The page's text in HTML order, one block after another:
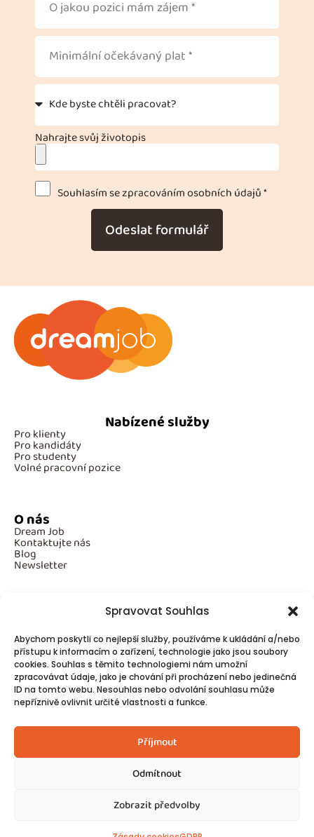
Spravovat Souhlas
Abychom poskytli co nejlepší služby, používáme k ukládání a/nebo
přístupu k informacím o zařízení, technologie jako jsou soubory
cookies. Souhlas s těmito technologiemi nám umožní
zpracovávat údaje, jako je chování při procházení nebo jedinečná
ID na tomto webu. Nesouhlas nebo odvolání souhlasu může
nepříznivě ovlivnit určité vlastnosti a funkce.
Příjmout
Odmítnout
Zobrazit předvolby
Nahrajte svůj životopis
Souhlasím se zpracováním osobních údajů *
Odeslat formulář
Nabízené služby
Pro klienty
Pro kandidáty
Pro studenty
Volné pracovní pozice
O nás
Dream Job
Kontaktujte nás
Blog
Newsletter
Povinné informace
GDPR
Cookies
Spojte se s námi!